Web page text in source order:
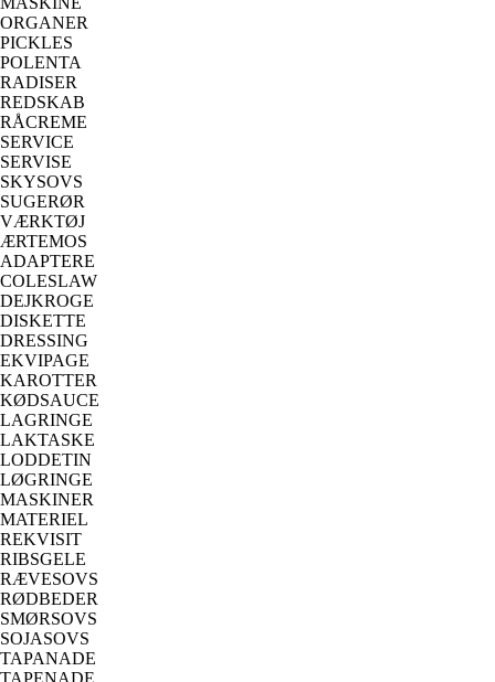
ORGANER
PICKLES
POLENTA
RADISER
REDSKAB
RÅCREME
SERVICE
SERVISE
SKYSOVS
SUGERØR
VÆRKTØJ
ÆRTEMOS
ADAPTERE
COLESLAW
DEJKROGE
DISKETTE
DRESSING
EKVIPAGE
KAROTTER
KØDSAUCE
LAGRINGE
LAKTASKE
LODDETIN
LØGRINGE
MASKINER
MATERIEL
REKVISIT
RIBSGELE
RÆVESOVS
RØDBEDER
SMØRSOVS
SOJASOVS
TAPANADE
TAPENADE